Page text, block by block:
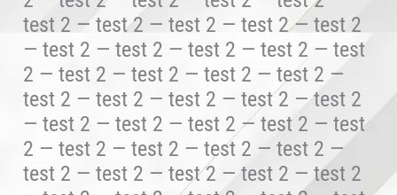
test 2 — test 2 — test 2 — test 2 — test 2
— test 2 — test 2 — test 2 — test 2 — test
2 — test 2 — test 2 — test 2 — test 2 —
test 2 — test 2 — test 2 — test 2 — test 2
— test 2 — test 2 — test 2 — test 2 — test
2 — test 2 — test 2 — test 2 — test 2 —
test 2 — test 2 — test 2 — test 2 — test 2